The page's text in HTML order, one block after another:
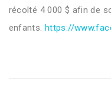
récolté 4 000 $ afin de
enfants. https://